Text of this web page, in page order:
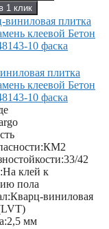
1 клик
плитка
клеевой Бетон
10 фаска
КМ2
33/42
На клей к
пола
Кварц-виниловая
2,5 мм